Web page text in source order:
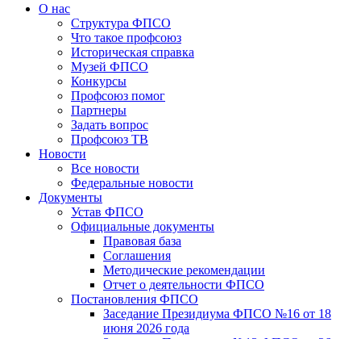
О нас
Структура ФПСО
Что такое профсоюз
Историческая справка
Музей ФПСО
Конкурсы
Профсоюз помог
Партнеры
Задать вопрос
Профсоюз ТВ
Новости
Все новости
Федеральные новости
Документы
Устав ФПСО
Официальные документы
Правовая база
Соглашения
Методические рекомендации
Отчет о деятельности ФПСО
Постановления ФПСО
Заседание Президиума ФПСО №16 от 18
июня 2026 года